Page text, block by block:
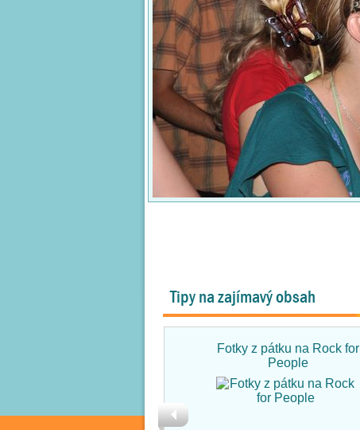
Tipy na zajímavý obsah
Fotky z pátku na Rock for
People